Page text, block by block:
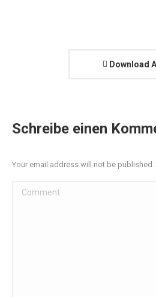
Download
Schreibe einen
Your email address will not be
Comment